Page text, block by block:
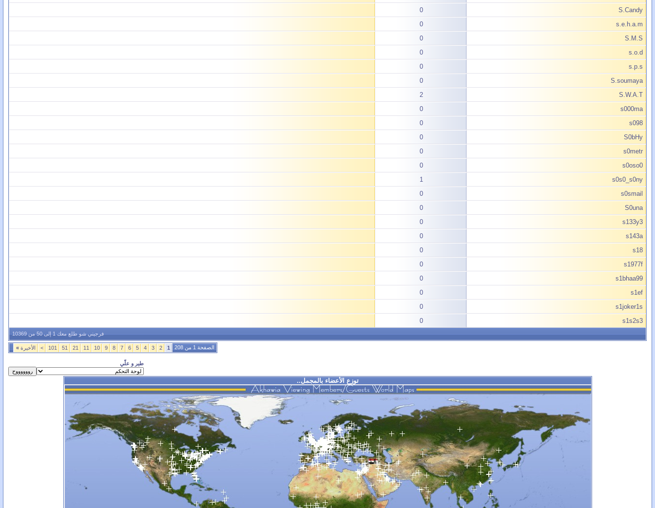
S.Candy
0
s.e.h.a.m
0
S.M.S
0
s.o.d
0
s.p.s
0
S.soumaya
0
S.W.A.T
2
s000ma
0
s098
0
S0bHy
0
s0metr
0
s0oso0
0
s0s0_s0ny
1
s0smail
0
S0una
0
s133y3
0
s143a
0
s18
0
s1977f
0
s1bhaa99
0
s1ef
0
s1joker1s
0
s1s2s3
0
فرجيني شو طلع معك 1 إلى 50 من 10369
الصفحة 1 من 208 1
2
3
4
5
6
7
8
9
10
11
21
51
101
> الأخيرة »
طير و علّي
توزع الأعضاء بالمجمل..